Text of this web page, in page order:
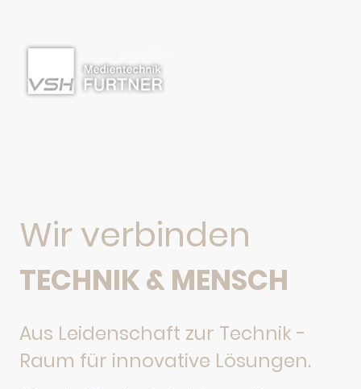
Wir verbinden
TECHNIK & MENSCH
Aus Leidenschaft zur Technik -
Raum für innovative Lösungen.